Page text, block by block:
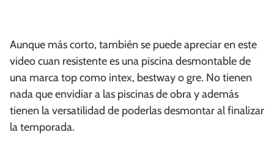
Aunque más corto, también se puede apreciar en este
video cuan resistente es una piscina desmontable de
una marca top como intex, bestway o gre. No tienen
nada que envidiar a las piscinas de obra y además
tienen la versatilidad de poderlas desmontar al finalizar
la temporada.